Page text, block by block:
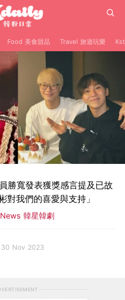
Food 美食甜品 Travel 旅遊玩樂
勝寬發表獲獎感言提及已故
對我們的喜愛與支持」
韓星韓劇
30 Nov 2023